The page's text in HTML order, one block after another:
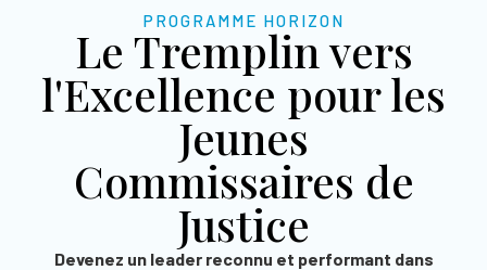
PROGRAMME HORIZON
Le Tremplin vers
l'Excellence pour les
Jeunes
Commissaires de
Justice
Devenez un leader reconnu et performant dans